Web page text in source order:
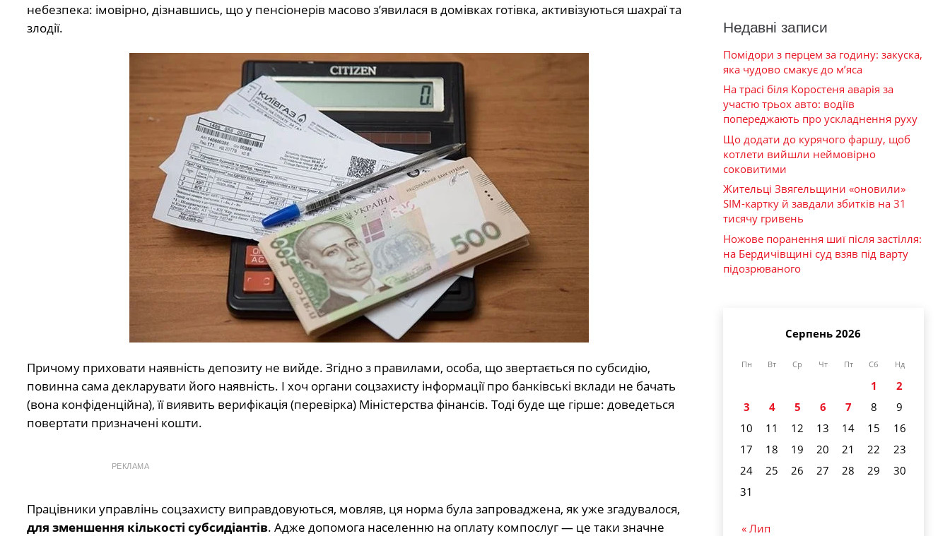
небезпека: імовірно, дізнавшись, що у пенсіонерів масово з’явилася в домівках готівка, активізуються шахраї та
злодії.
Причому приховати наявність депозиту не вийде. Згідно з правилами, особа, що звертається по субсидію,
повинна сама декларувати його наявність. І хоч органи соцзахисту інформації про банківські вклади не бачать
(вона конфіденційна), її виявить верифікація (перевірка) Міністерства фінансів. Тоді буде ще гірше: доведеться
повертати призначені кошти.
РЕКЛАМА
Працівники управлінь соцзахисту виправдовуються, мовляв, ця норма була запроваджена, як уже згадувалося,
для зменшення кількості субсидіантів. Адже допомога населенню на оплату компослуг — це таки значне
Недавні записи
Помідори з перцем за годину: закуска,
яка чудово смакує до м’яса
На трасі біля Коростеня аварія за
участю трьох авто: водіїв
попереджають про ускладнення руху
Що додати до курячого фаршу, щоб
котлети вийшли неймовірно
соковитими
Жительці Звягельщини «оновили»
SIM-картку й завдали збитків на 31
тисячу гривень
Ножове поранення шиї після застілля:
на Бердичівщині суд взяв під варту
підозрюваного
Серпень 2026
Пн Вт Ср Чт Пт Сб Нд
1
2
3
4 5 6 7 8
9
10
11 12 13 14 15
16
17
18 19 20 21 22
23
24
25 26 27 28 29
30
31
« Лип